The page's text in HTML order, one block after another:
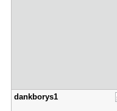
dankborys1